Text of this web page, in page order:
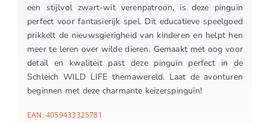
een stijlvol zwart-wit verenpatroon, is deze pinguïn
perfect voor fantasierijk spel. Dit educatieve speelgoed
prikkelt de nieuwsgierigheid van kinderen en helpt hen
meer te leren over wilde dieren. Gemaakt met oog voor
detail en kwaliteit past deze pinguïn perfect in de
Schleich WILD LIFE themawereld. Laat de avonturen
beginnen met deze charmante keizerspinguïn!
EAN:4059433325781